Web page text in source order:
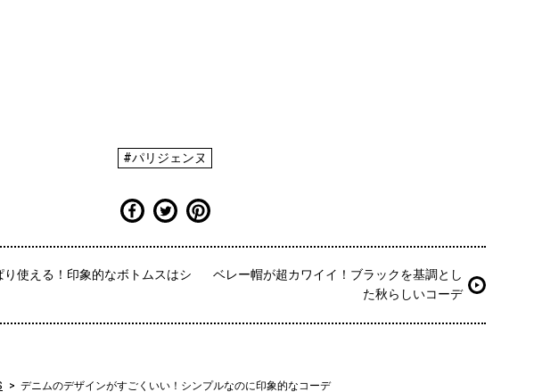
#パリジェンヌ
使える！印象的なボトムスはシ
ベレー帽が超カワイイ！ブラックを基調とし
た秋らしいコーデ
デニムのデザインがすごくいい！シンプルなのに印象的なコーデ